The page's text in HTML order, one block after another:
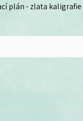
plán - zlata